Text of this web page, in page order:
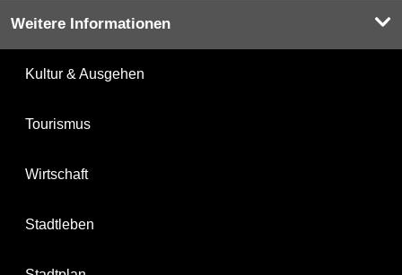
Weitere Informationen
Kultur & Ausgehen
Tourismus
Wirtschaft
Stadtleben